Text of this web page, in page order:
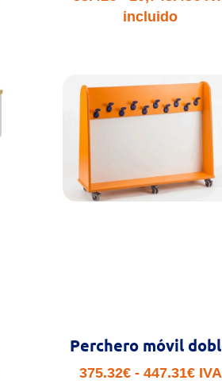
incluido
Perchero móvil
375.32€ - 447.31€ IVA